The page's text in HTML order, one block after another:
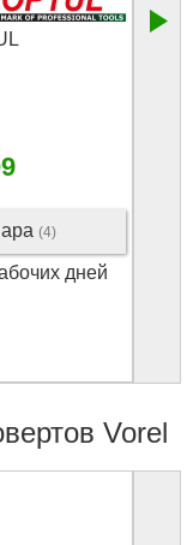
(4)
дней
Vorel